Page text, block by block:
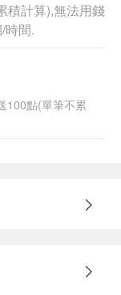
積計算),無法用錢
時間.
100點(單筆不累